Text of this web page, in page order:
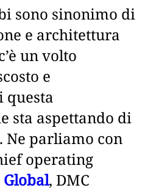
sono sinonimo di
e architettura
un volto
e
questa
sta aspettando di
Ne parliamo con
operating
Global, DMC